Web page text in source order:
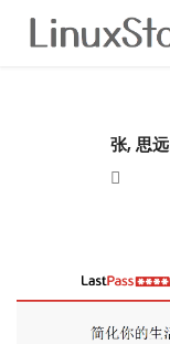
张, 思远